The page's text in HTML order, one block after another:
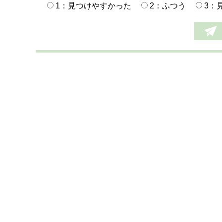
1：見つけやすかった
2：ふつう 3：